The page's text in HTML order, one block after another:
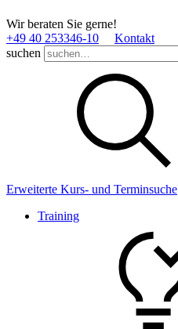
Wir beraten Sie gerne!
+49 40 253346­-10
Kontakt
suchen
Erweiterte Kurs- und Terminsuche
Training